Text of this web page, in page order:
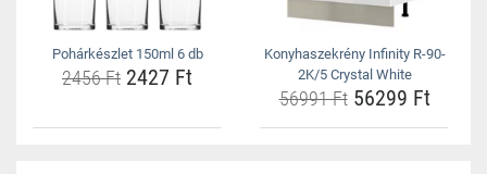
Pohárkészlet 150ml 6 db
2456 Ft 2427 Ft
Konyhaszekrény Infinity R-90-
2K/5 Crystal White
56991 Ft56299 Ft